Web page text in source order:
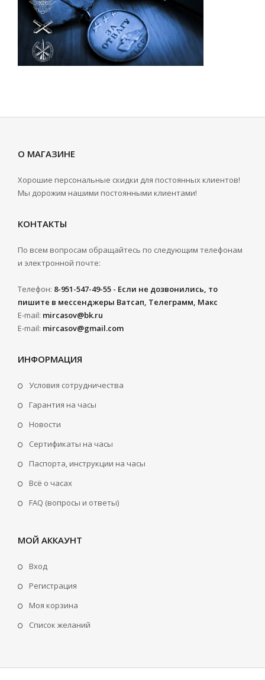
О МАГАЗИНЕ
Хорошие персональные скидки для постоянных клиентов!
Мы дорожим нашими постоянными клиентами!
КОНТАКТЫ
По всем вопросам обращайтесь по следующим телефонам
и электронной почте:
Телефон: 8-951-547-49-55 - Если не дозвонились, то
пишите в мессенджеры Ватсап, Телеграмм, Макс
E-mail: mircasov@bk.ru
E-mail: mircasov@gmail.com
ИНФОРМАЦИЯ
Условия сотрудничества
Гарантия на часы
Новости
Сертификаты на часы
Паспорта, инструкции на часы
Всё о часах
FAQ (вопросы и ответы)
МОЙ АККАУНТ
Вход
Регистрация
Моя корзина
Cписок желаний